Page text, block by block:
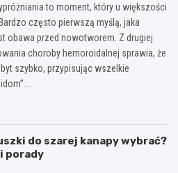
to moment, który u większości
często pierwszą myślą, jaka
obawa przed nowotworem. Z drugiej
choroby hemoroidalnej sprawia, że
szybko, przypisując wszelkie
do szarej kanapy wybrać?
porady